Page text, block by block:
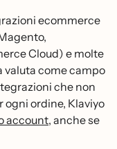
ecommerce
Cloud) e molte
valuta come campo
che non
ogni ordine, Klaviyo
account, anche se